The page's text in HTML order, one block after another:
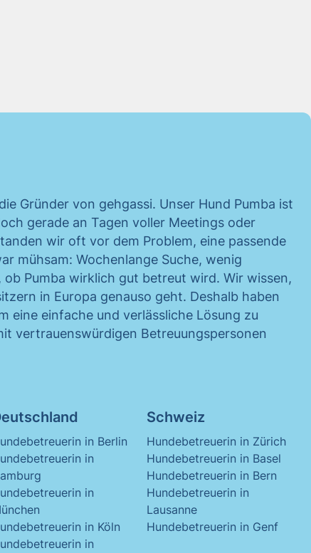
Gründer von gehgassi. Unser Hund Pumba ist
gerade an Tagen voller Meetings oder
wir oft vor dem Problem, eine passende
mühsam: Wochenlange Suche, wenig
ob Pumba wirklich gut betreut wird. Wir wissen,
in Europa genauso geht. Deshalb haben
eine einfache und verlässliche Lösung zu
vertrauenswürdigen Betreuungspersonen
in Berlin
in
in
in Köln
in
Schweiz
Hundebetreuerin in Zürich
Hundebetreuerin in Basel
Hundebetreuerin in Bern
Hundebetreuerin in
Lausanne
Hundebetreuerin in Genf